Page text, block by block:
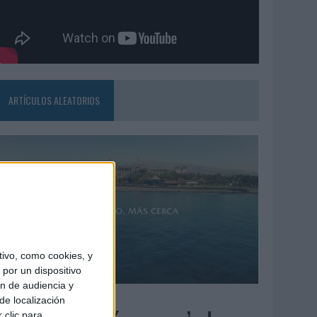
como cookies, y
un dispositivo
de audiencia y
localización
clic para
ARTÍCULOS ALEATORIOS